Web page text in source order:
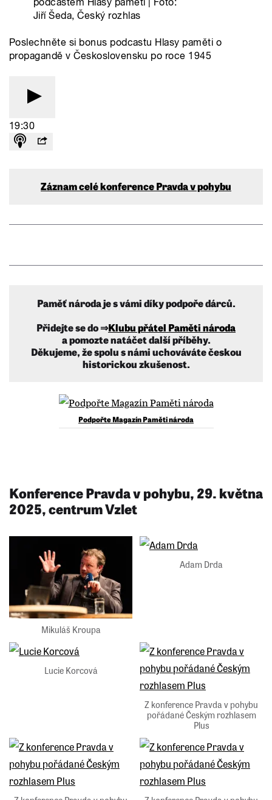
Záznam celé konference Pravda v pohybu
Paměť národa je s vámi díky podpoře dárců.
Přidejte se do ⇒Klubu přátel Paměti národa
a pomozte natáčet další příběhy.
Děkujeme, že spolu s námi uchováváte českou
historickou zkušenost.
Podpořte Magazín Paměti národa
Konference Pravda v pohybu, 29. května
2025, centrum Vzlet
Mikuláš Kroupa
Adam Drda
Lucie Korcová
Z konference Pravda v pohybu
pořádané Českým rozhlasem
Plus